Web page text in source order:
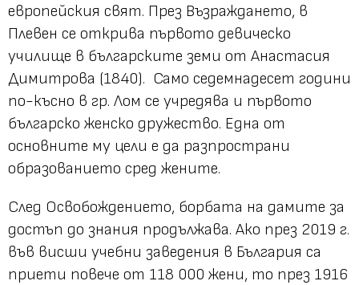
европейския свят. През Възраждането, в
Плевен се открива първото девическо
училище в българските земи от Анастасия
Димитрова (1840). Само седемнадесет години
по-късно в гр. Лом се учредява и първото
българско женско дружество. Една от
основните му цели е да разпространи
образованието сред жените.
След Освобождението, борбата на дамите за
достъп до знания продължава. Ако през 2019 г.
във висши учебни заведения в България са
приети повече от 118 000 жени, то през 1916